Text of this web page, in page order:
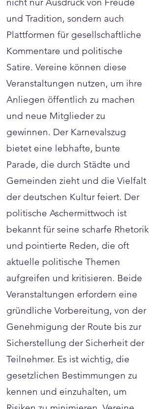
und Tradition, sondern auch
Plattformen für gesellschaftliche
Kommentare und politische
Satire. Vereine können diese
Veranstaltungen nutzen, um ihre
Anliegen öffentlich zu machen
und neue Mitglieder zu
gewinnen. Der Karnevalszug
bietet eine lebhafte, bunte
Parade, die durch Städte und
Gemeinden zieht und die Vielfalt
der deutschen Kultur feiert. Der
politische Aschermittwoch ist
bekannt für seine scharfe Rhetorik
und pointierte Reden, die oft
aktuelle politische Themen
aufgreifen und kritisieren. Beide
Veranstaltungen erfordern eine
gründliche Vorbereitung, von der
Genehmigung der Route bis zur
Sicherstellung der Sicherheit der
Teilnehmer. Es ist wichtig, die
gesetzlichen Bestimmungen zu
kennen und einzuhalten, um